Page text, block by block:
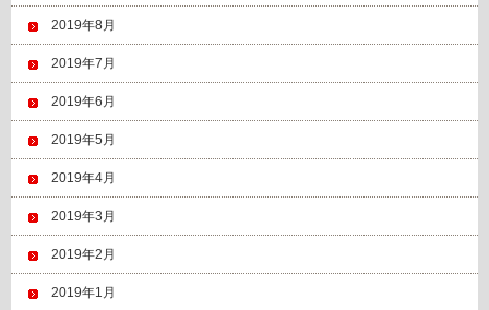
2019年8月
2019年7月
2019年6月
2019年5月
2019年4月
2019年3月
2019年2月
2019年1月